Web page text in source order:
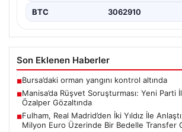
BTC 3062910
Son Eklenen Haberler
■Bursa’daki orman yangını kontrol altında
■Manisa’da Rüşvet Soruşturması: Yeni Parti
Özalper Gözaltında
■Fulham, Real Madrid’den İki Yıldız İle
Milyon Euro Üzerinde Bir Bedelle Transfer